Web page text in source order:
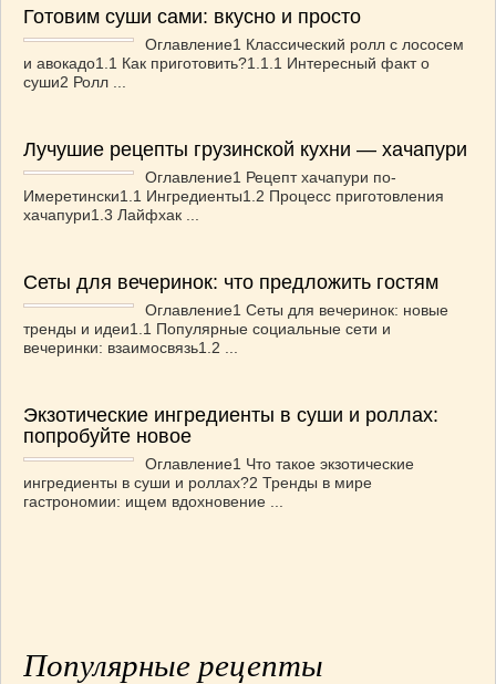
Готовим суши сами: вкусно и просто
Оглавление1 Классический ролл с лососем
и авокадо1.1 Как приготовить?1.1.1 Интересный факт о
суши2 Ролл ...
Лучушие рецепты грузинской кухни — хачапури
Оглавление1 Рецепт хачапури по-
Имеретински1.1 Ингредиенты1.2 Процесс приготовления
хачапури1.3 Лайфхак ...
Сеты для вечеринок: что предложить гостям
Оглавление1 Сеты для вечеринок: новые
тренды и идеи1.1 Популярные социальные сети и
вечеринки: взаимосвязь1.2 ...
Экзотические ингредиенты в суши и роллах:
попробуйте новое
Оглавление1 Что такое экзотические
ингредиенты в суши и роллах?2 Тренды в мире
гастрономии: ищем вдохновение ...
Популярные рецепты